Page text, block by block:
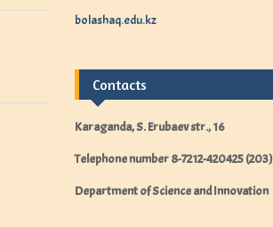
fbolashaq.edu.kz
Contacts
Karaganda, S. Erubaev str., 16
Telephone number 8-7212-420425 (203)
Department of Science and Innovation